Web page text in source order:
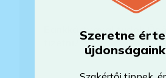
Bankkártyával tudok
Szeretne